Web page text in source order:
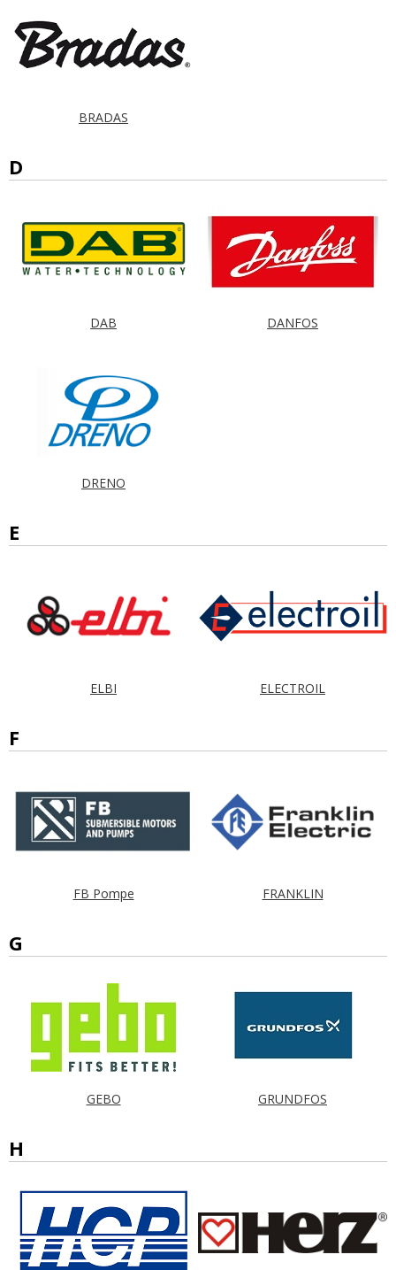
BRADAS
D
DAB DANFOS
DRENO
E
ELBI ELECTROIL
F
FB Pompe FRANKLIN
G
GEBO GRUNDFOS
H